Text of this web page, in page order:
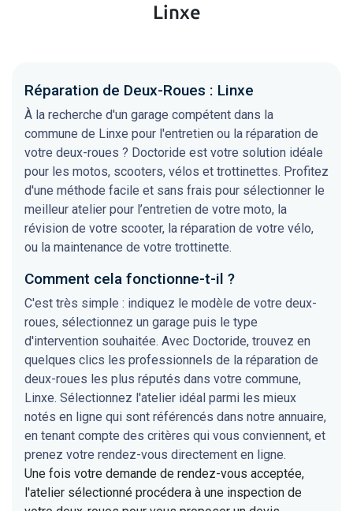
Linxe
Réparation de Deux-Roues : Linxe
À la recherche d'un garage compétent dans la
commune de Linxe pour l'entretien ou la réparation de
votre deux-roues ? Doctoride est votre solution idéale
pour les motos, scooters, vélos et trottinettes. Profitez
d'une méthode facile et sans frais pour sélectionner le
meilleur atelier pour l’entretien de votre moto, la
révision de votre scooter, la réparation de votre vélo,
ou la maintenance de votre trottinette.
Comment cela fonctionne-t-il ?
C'est très simple : indiquez le modèle de votre deux-
roues, sélectionnez un garage puis le type
d'intervention souhaitée. Avec Doctoride, trouvez en
quelques clics les professionnels de la réparation de
deux-roues les plus réputés dans votre commune,
Linxe. Sélectionnez l'atelier idéal parmi les mieux
notés en ligne qui sont référencés dans notre annuaire,
en tenant compte des critères qui vous conviennent, et
prenez votre rendez-vous directement en ligne.
Une fois votre demande de rendez-vous acceptée,
l'atelier sélectionné procédera à une inspection de